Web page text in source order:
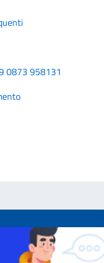
0873 958131